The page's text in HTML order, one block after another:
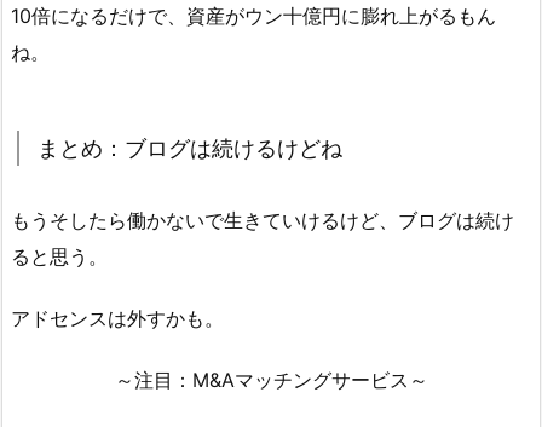
10倍になるだけで、資産がウン十億円に膨れ上がるもん
ね。
まとめ：ブログは続けるけどね
もうそしたら働かないで生きていけるけど、ブログは続け
ると思う。
アドセンスは外すかも。
～注目：M&Aマッチングサービス～